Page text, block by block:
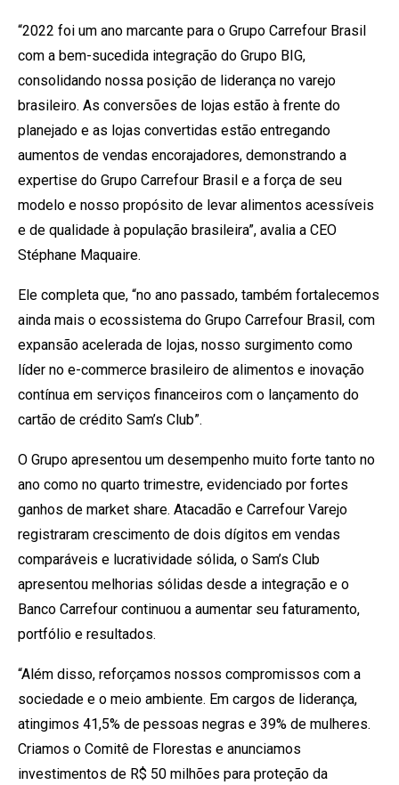
“2022 foi um ano marcante para o Grupo Carrefour Brasil
com a bem-sucedida integração do Grupo BIG,
consolidando nossa posição de liderança no varejo
brasileiro. As conversões de lojas estão à frente do
planejado e as lojas convertidas estão entregando
aumentos de vendas encorajadores, demonstrando a
expertise do Grupo Carrefour Brasil e a força de seu
modelo e nosso propósito de levar alimentos acessíveis
e de qualidade à população brasileira”, avalia a CEO
Stéphane Maquaire.
Ele completa que, “no ano passado, também fortalecemos
ainda mais o ecossistema do Grupo Carrefour Brasil, com
expansão acelerada de lojas, nosso surgimento como
líder no e-commerce brasileiro de alimentos e inovação
contínua em serviços financeiros com o lançamento do
cartão de crédito Sam’s Club”.
O Grupo apresentou um desempenho muito forte tanto no
ano como no quarto trimestre, evidenciado por fortes
ganhos de market share. Atacadão e Carrefour Varejo
registraram crescimento de dois dígitos em vendas
comparáveis e lucratividade sólida, o Sam’s Club
apresentou melhorias sólidas desde a integração e o
Banco Carrefour continuou a aumentar seu faturamento,
portfólio e resultados.
“Além disso, reforçamos nossos compromissos com a
sociedade e o meio ambiente. Em cargos de liderança,
atingimos 41,5% de pessoas negras e 39% de mulheres.
Criamos o Comitê de Florestas e anunciamos
investimentos de R$ 50 milhões para proteção da